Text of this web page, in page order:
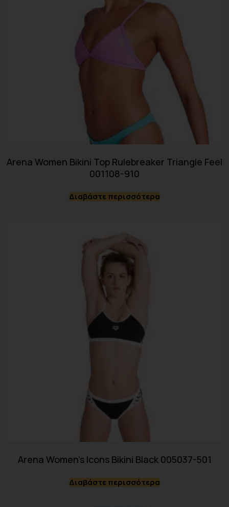
Arena Women Bikini Top Rulebreaker Triangle Feel
001108-910
Διαβάστε περισσότερα
Arena Women’s Icons Bikini Black 005037-501
Διαβάστε περισσότερα